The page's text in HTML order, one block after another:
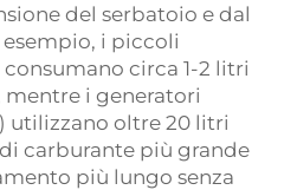
del serbatoio e dal
i piccoli
circa 1-2 litri
i generatori
utilizzano oltre 20 litri
carburante più grande
più lungo senza